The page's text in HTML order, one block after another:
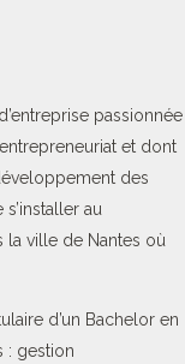
passionnée
et dont
des
au
la ville de Nantes où
d’un Bachelor en
: gestion